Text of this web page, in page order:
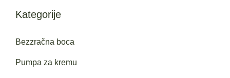
Kategorije
Bezzračna boca
Pumpa za kremu